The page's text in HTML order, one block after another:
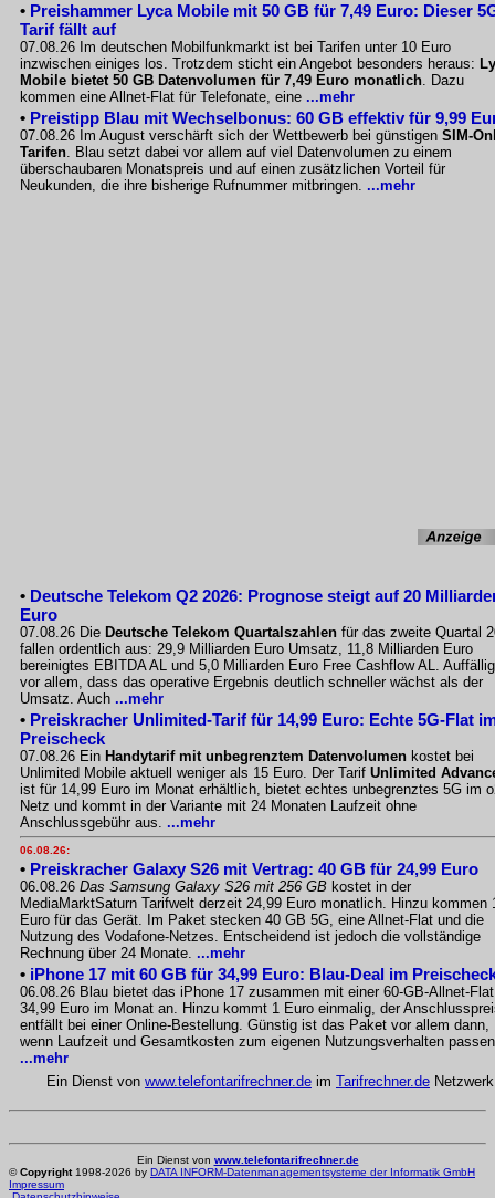
• Preishammer Lyca Mobile mit 50 GB für 7,49 Euro: Dieser
Tarif fällt auf
07.08.26 Im deutschen Mobilfunkmarkt ist bei Tarifen unter 10 Euro
inzwischen einiges los. Trotzdem sticht ein Angebot besonders heraus:
Mobile bietet 50 GB Datenvolumen für 7,49 Euro monatlich. Dazu
kommen eine Allnet-Flat für Telefonate, eine ...mehr
• Preistipp Blau mit Wechselbonus: 60 GB effektiv für 9,99
07.08.26 Im August verschärft sich der Wettbewerb bei günstigen SIM-
Tarifen. Blau setzt dabei vor allem auf viel Datenvolumen zu einem
überschaubaren Monatspreis und auf einen zusätzlichen Vorteil für
Neukunden, die ihre bisherige Rufnummer mitbringen. ...mehr
• Deutsche Telekom Q2 2026: Prognose steigt auf 20
Euro
07.08.26 Die Deutsche Telekom Quartalszahlen für das zweite Quartal
fallen ordentlich aus: 29,9 Milliarden Euro Umsatz, 11,8 Milliarden Euro
bereinigtes EBITDA AL und 5,0 Milliarden Euro Free Cashflow AL.
vor allem, dass das operative Ergebnis deutlich schneller wächst als der
Umsatz. Auch ...mehr
• Preiskracher Unlimited-Tarif für 14,99 Euro: Echte 5G-Flat
Preischeck
07.08.26 Ein Handytarif mit unbegrenztem Datenvolumen kostet bei
Unlimited Mobile aktuell weniger als 15 Euro. Der Tarif Unlimited
ist für 14,99 Euro im Monat erhältlich, bietet echtes unbegrenztes 5G im
Netz und kommt in der Variante mit 24 Monaten Laufzeit ohne
Anschlussgebühr aus. ...mehr
06.08.26:
• Preiskracher Galaxy S26 mit Vertrag: 40 GB für 24,99 Euro
06.08.26 Das Samsung Galaxy S26 mit 256 GB kostet in der
MediaMarktSaturn Tarifwelt derzeit 24,99 Euro monatlich. Hinzu kommen
Euro für das Gerät. Im Paket stecken 40 GB 5G, eine Allnet-Flat und die
Nutzung des Vodafone-Netzes. Entscheidend ist jedoch die vollständige
Rechnung über 24 Monate. ...mehr
• iPhone 17 mit 60 GB für 34,99 Euro: Blau-Deal im
06.08.26 Blau bietet das iPhone 17 zusammen mit einer 60-GB-Allnet-
34,99 Euro im Monat an. Hinzu kommt 1 Euro einmalig, der
entfällt bei einer Online-Bestellung. Günstig ist das Paket vor allem dann,
wenn Laufzeit und Gesamtkosten zum eigenen Nutzungsverhalten
...mehr
Ein Dienst von www.telefontarifrechner.de im Tarifrechner.de Netzwerk
Ein Dienst von www.telefontarifrechner.de
©Copyright1998-2026 by DATA INFORM-Datenmanagementsysteme der Informatik GmbH
Impressum